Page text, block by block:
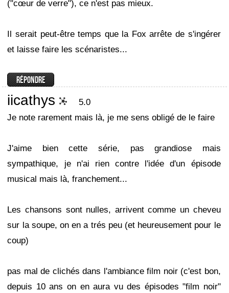
("cœur de verre"), ce n'est pas mieux.
Il serait peut-être temps que la Fox arrête de s'ingérer
et laisse faire les scénaristes...
iicathys
5.0
Je note rarement mais là, je me sens obligé de le faire
J'aime bien cette série, pas grandiose mais
sympathique, je n'ai rien contre l'idée d'un épisode
musical mais là, franchement...
Les chansons sont nulles, arrivent comme un cheveu
sur la soupe, on en a trés peu (et heureusement pour le
coup)
pas mal de clichés dans l'ambiance film noir (c'est bon,
depuis 10 ans on en aura vu des épisodes "film noir"